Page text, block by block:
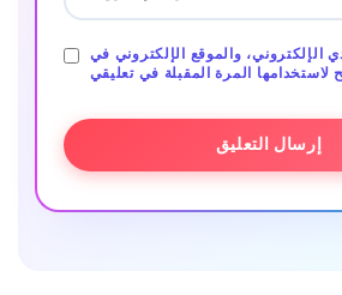
الإلكتروني، والموقع الإلكتروني في